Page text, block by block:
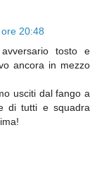
20:48
tosto e
ancora in mezzo
usciti dal fango a
di tutti e squadra